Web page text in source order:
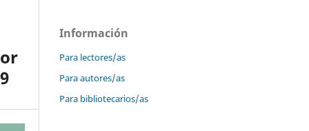
Información
Para lectores/as
Para autores/as
Para bibliotecarios/as